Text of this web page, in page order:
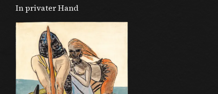
In privater Hand